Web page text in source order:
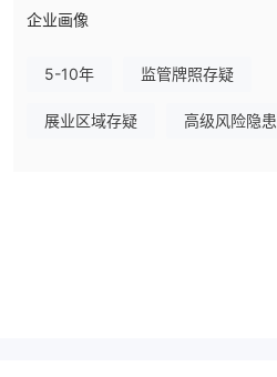
企业画像
5-10年 监管牌照存疑
展业区域存疑 高级风险隐患